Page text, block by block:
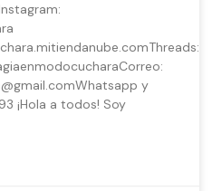
y
¡Hola a todos! Soy